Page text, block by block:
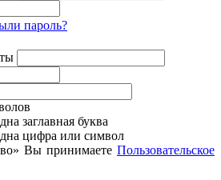
пароль?
заглавная буква
цифра или символ
Вы принимаете Пользовательское